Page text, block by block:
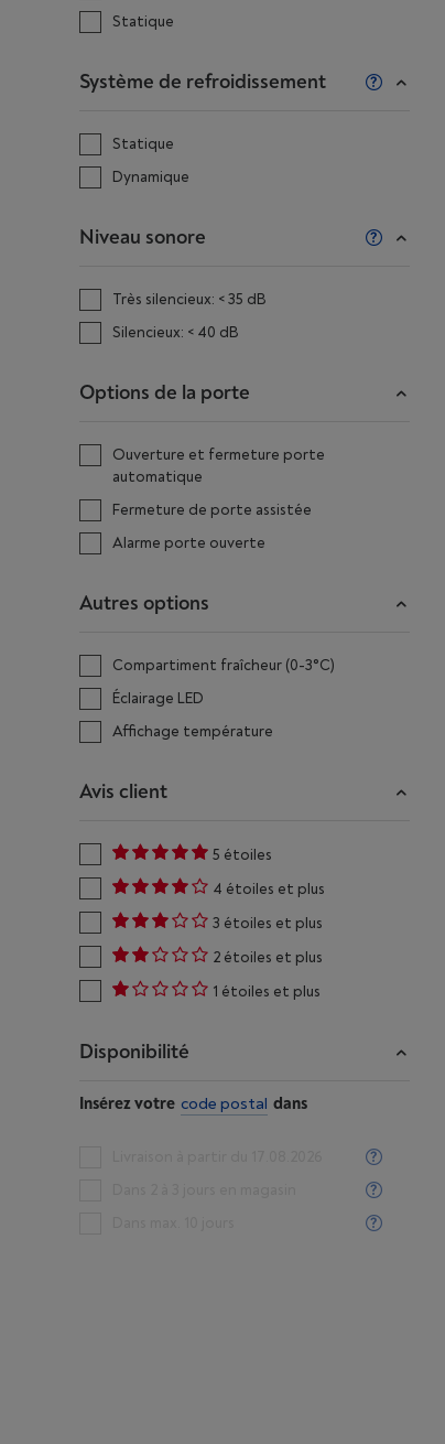
Statique
Système de refroidissement
Statique
Dynamique
Niveau sonore
Très silencieux: < 35 dB
Silencieux: < 40 dB
Options de la porte
Ouverture et fermeture porte
automatique
Fermeture de porte assistée
Alarme porte ouverte
Autres options
Compartiment fraîcheur (0-3°C)
Éclairage LED
Affichage température
Avis client
5 étoiles
4 étoiles et plus
3 étoiles et plus
2 étoiles et plus
1 étoiles et plus
Disponibilité
Insérez votre code postal dans